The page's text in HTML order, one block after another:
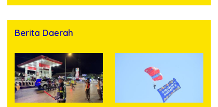
Berita Daerah